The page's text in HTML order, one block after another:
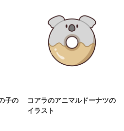
子の
コアラのアニマルドーナツの
イラスト